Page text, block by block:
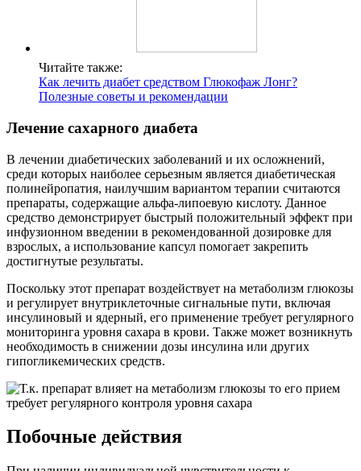
Читайте также:
Как лечить диабет средством Глюкофаж Лонг?
Полезные советы и рекомендации
Лечение сахарного диабета
В лечении диабетических заболеваний и их осложнений,
среди которых наиболее серьезным является диабетическая
полинейропатия, наилучшим вариантом терапии считаются
препараты, содержащие альфа-липоевую кислоту. Данное
средство демонстрирует быстрый положительный эффект при
инфузионном введении в рекомендованной дозировке для
взрослых, а использование капсул помогает закрепить
достигнутые результаты.
Поскольку этот препарат воздействует на метаболизм глюкозы
и регулирует внутриклеточные сигнальные пути, включая
инсулиновый и ядерный, его применение требует регулярного
мониторинга уровня сахара в крови. Также может возникнуть
необходимость в снижении дозы инсулина или других
гипогликемических средств.
Побочные действия